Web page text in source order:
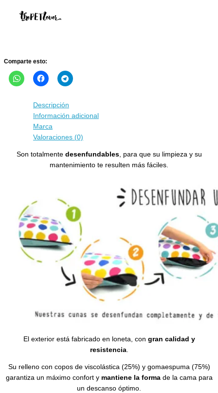
cantidad
Comparte esto:
Descripción
Información adicional
Marca
Valoraciones (0)
Son totalmente desenfundables, para que su limpieza y su
mantenimiento te resulten más fáciles.
El exterior está fabricado en loneta, con gran calidad y
resistencia.
Su relleno con copos de viscolástica (25%) y gomaespuma (75%)
garantiza un máximo confort y mantiene la formade la cama para
un descanso óptimo.